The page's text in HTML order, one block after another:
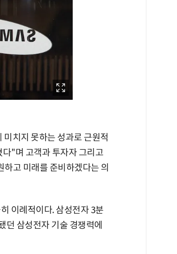
치지 못하는 성과로 근원적
"며 고객과 투자자 그리고
고 미래를 준비하겠다는 의
이례적이다. 삼성전자 3분
던 삼성전자 기술 경쟁력에